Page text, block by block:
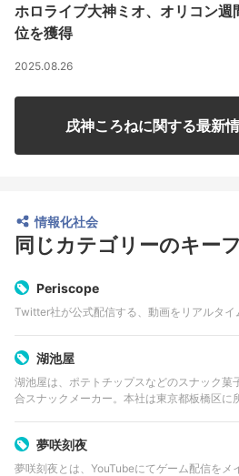
ホロライブ大神ミオ、オリコン週
位を獲得
2025.08.26
戌神ころねに関する最新
情報化社会
同じカテゴリーのキー
Periscope
Twitter社が公式配信する、動画をリアルタイ
湖池屋
湖池屋は、ポテトチップスなどのスナック菓
合スナックメーカー。本社は東京都板橋区に
夢咲刻夜
夢咲刻夜とは、YouTubeにてゲーム配信をメ